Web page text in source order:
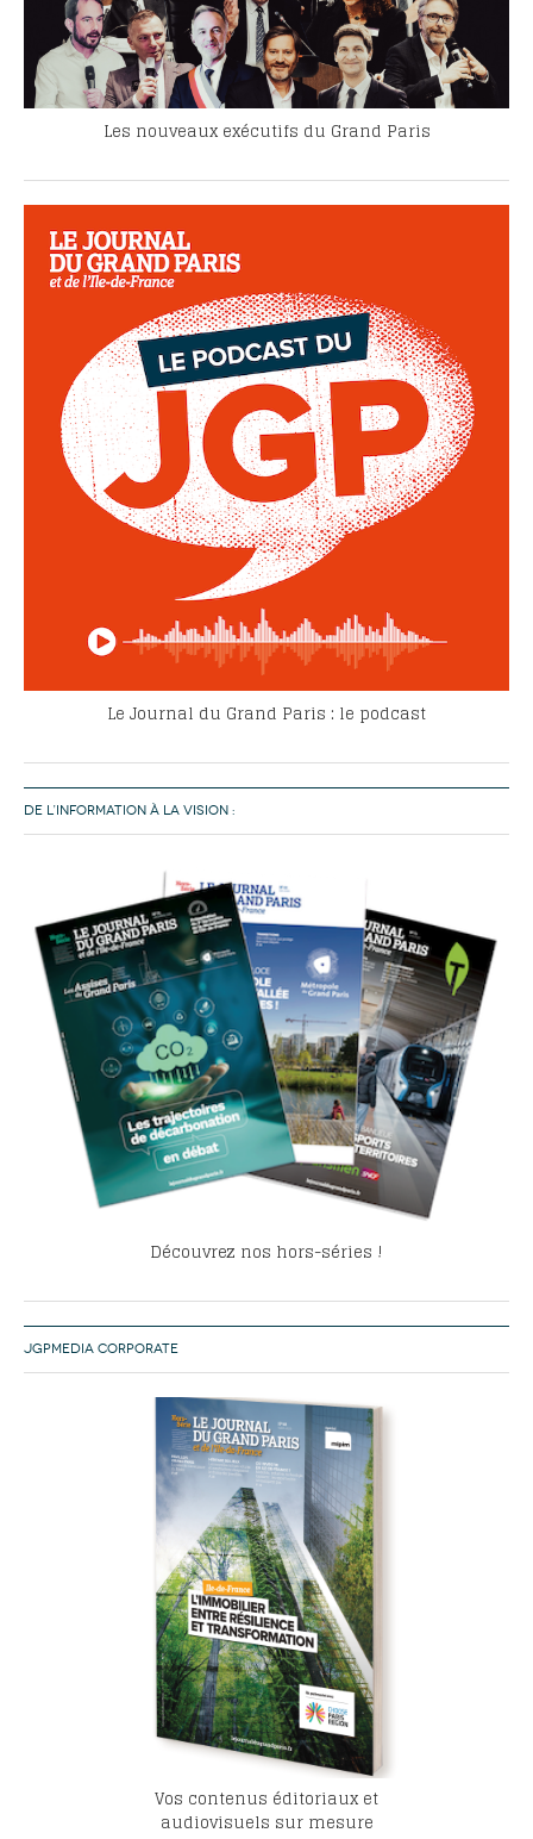
Les nouveaux exécutifs du Grand Paris
Le Journal du Grand Paris : le podcast
DE L’INFORMATION À LA VISION :
Découvrez nos hors-séries !
JGPMEDIA CORPORATE
Vos contenus éditoriaux et
audiovisuels sur mesure